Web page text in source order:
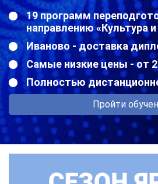
19 программ
направлению «Культура
Иваново - доставка
Самые низкие цены - от
Полностью
Пройти